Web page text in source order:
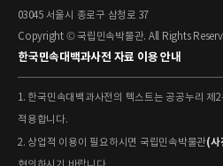
03045 서울시 종로구 삼청로 37
Copyright © 국립민속박물관. All Rights
한국민속대백과사전 자료 이용 안내
1. 한국민속대백과사전의 텍스트는 공공누리 제
적용합니다.
2. 상업적 이용이 필요하시면 국립민속박물관(사